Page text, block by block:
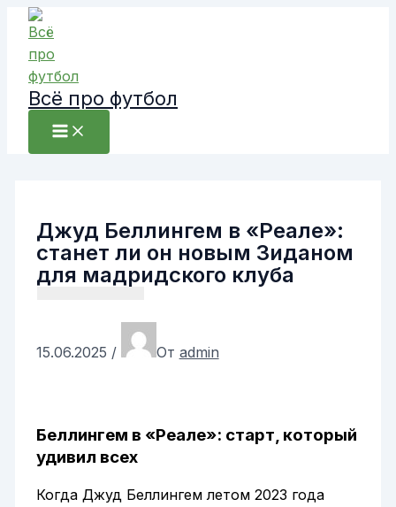
Перейти
содержимому
Всё про футбол
Джуд Беллингем в «Реале»:
станет ли он новым Зиданом
для мадридского клуба
15.06.2025 / От admin
Беллингем в «Реале»: старт, который
удивил всех
Когда Джуд Беллингем летом 2023 года